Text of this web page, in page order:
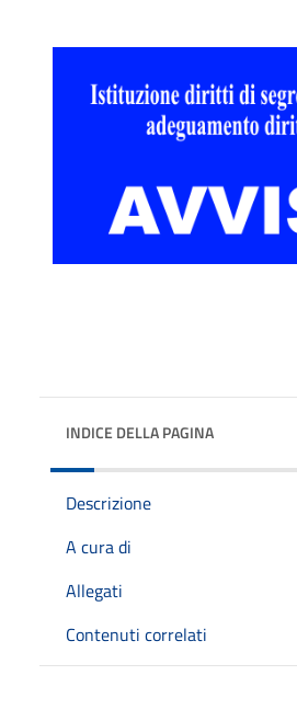
INDICE DELLA PAGINA
Descrizione
A cura di
Allegati
Contenuti correlati